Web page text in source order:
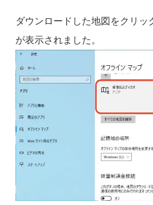
ダウンロードした地図をクリッ
が表示されました。